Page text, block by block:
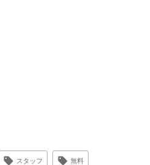
スタッフ 無料